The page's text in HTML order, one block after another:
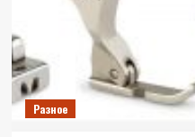
пристрої
Bank
Разное